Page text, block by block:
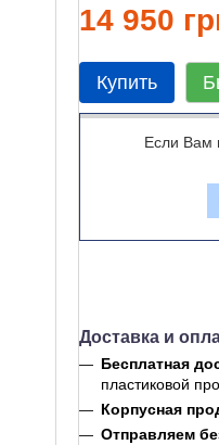
14 950
Купить
Если Вам
Доставка и
Бесплатная
пластиковой
Корпусная
Отправляем